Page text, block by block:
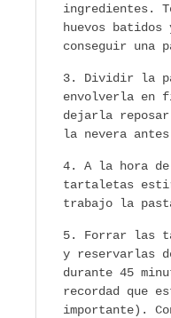
ingredientes.
huevos
conseguir una
Dividir la
envolverla en
dejarla reposar
la nevera
A la hora
tartaletas
trabajo la
Forrar las
y reservarlas
durante 45
recordad que
importante).